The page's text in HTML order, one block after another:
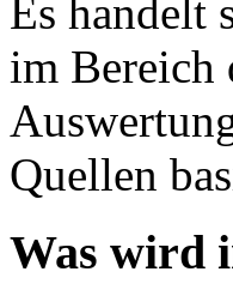
Es handelt
im Bereich
Quellen
Was wird